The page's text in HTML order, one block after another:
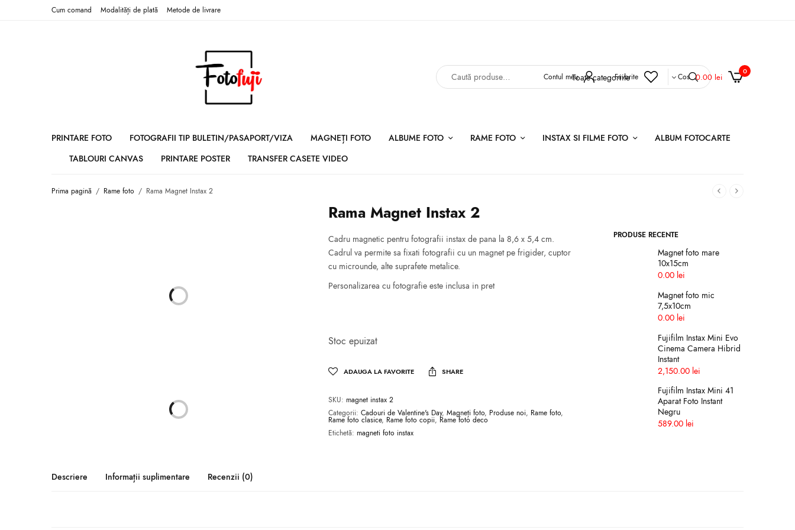
Cum comand Modalități de plată Metode de livrare
Contul meu Favorite Cos 0.00 lei
0
PRINTARE FOTO FOTOGRAFII TIP BULETIN/PASAPORT/VIZA MAGNEȚI FOTO ALBUME FOTO RAME FOTO INSTAX SI FILME FOTO
ALBUM FOTOCARTE
TABLOURI CANVAS
PRINTARE POSTER TRANSFER CASETE VIDEO
Prima pagină / Rame foto / Rama Magnet Instax 2
PRODUSE RECENTE
Magnet foto mare
10x15cm
0.00 lei
Magnet foto mic
7,5x10cm
0.00 lei
Fujifilm Instax Mini Evo
Cinema Camera Hibrid
Instant
2,150.00 lei
Fujifilm Instax Mini 41
Aparat Foto Instant
Negru
589.00 lei
Rama Magnet Instax 2
Cadru magnetic pentru fotografii instax de pana la 8,6 x 5,4 cm.
Cadrul va permite sa fixati fotografii cu un magnet pe frigider, cuptor
cu microunde, alte suprafete metalice.
Personalizarea cu fotografie este inclusa in pret
Stoc epuizat
ADAUGA LA FAVORITE SHARE
SKU: magnet instax 2
Categorii: Cadouri de Valentine's Day, Magneți foto, Produse noi, Rame foto,
Rame foto clasice, Rame foto copii, Rame foto deco
Etichetă: magneti foto instax
Descriere Informații suplimentare Recenzii (0)